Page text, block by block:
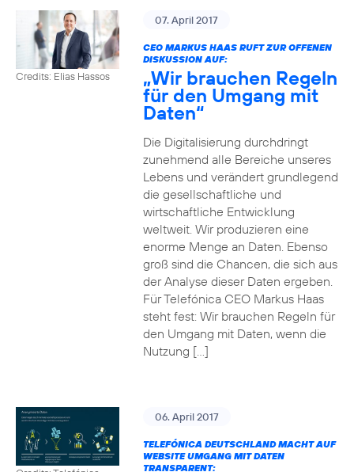
Credits: Elias Hassos
07. April 2017
CEO MARKUS HAAS RUFT ZUR OFFENEN
DISKUSSION AUF:
„Wir brauchen Regeln
für den Umgang mit
Daten“
Die Digitalisierung durchdringt
zunehmend alle Bereiche unseres
Lebens und verändert grundlegend
die gesellschaftliche und
wirtschaftliche Entwicklung
weltweit. Wir produzieren eine
enorme Menge an Daten. Ebenso
groß sind die Chancen, die sich aus
der Analyse dieser Daten ergeben.
Für Telefónica CEO Markus Haas
steht fest: Wir brauchen Regeln für
den Umgang mit Daten, wenn die
Nutzung […]
06. April 2017
TELEFÓNICA DEUTSCHLAND MACHT AUF
WEBSITE UMGANG MIT DATEN
TRANSPARENT: